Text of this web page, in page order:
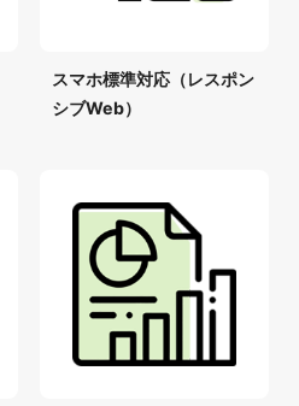
スマホ標準対応（レスポン
シブWeb）